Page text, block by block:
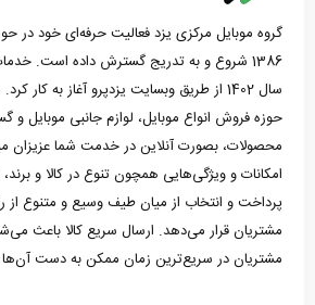
گروه موبایل مرکزی یزد فعالیت حرفه‌ای خود در
1386 شروع و به تدریج گسترش داده است.
سال 1402 از طریق وبسایت یزدپرو آغاز به
حوزه فروش انواع موبایل، لوازم جانبی موبایل و
محصولات، بصورت آنلاین در خدمت شما عزیزان
امکانات و ویژگی‌هایی همچون تنوع در کالا و
پرداخت و انتخاب از میان طیف وسیع و متنوع از
مشتریان قرار می‌دهد. ارسال سریع کالا باعث
مشتریان در سریع‌ترین زمان ممکن به دست